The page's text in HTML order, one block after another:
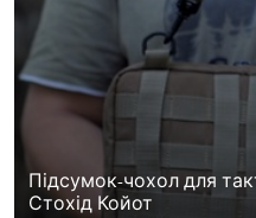
Підсумок-чохол для
Стохід Койот